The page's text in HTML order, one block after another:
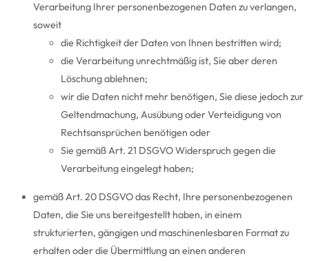
Verarbeitung Ihrer personenbezogenen Daten zu verlangen,
soweit
die Richtigkeit der Daten von Ihnen bestritten wird;
die Verarbeitung unrechtmäßig ist, Sie aber deren
Löschung ablehnen;
wir die Daten nicht mehr benötigen, Sie diese jedoch zur
Geltendmachung, Ausübung oder Verteidigung von
Rechtsansprüchen benötigen oder
Sie gemäß Art. 21 DSGVO Widerspruch gegen die
Verarbeitung eingelegt haben;
gemäß Art. 20 DSGVO das Recht, Ihre personenbezogenen
Daten, die Sie uns bereitgestellt haben, in einem
strukturierten, gängigen und maschinenlesbaren Format zu
erhalten oder die Übermittlung an einen anderen